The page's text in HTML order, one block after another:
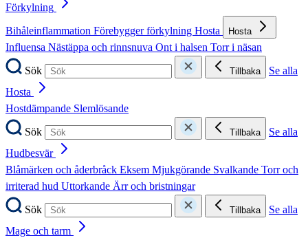
Förkylning
Bihåleinflammation Förebygger förkylning Hosta Hosta
Influensa Nästäppa och rinnsnuva Ont i halsen Torr i näsan
Sök
Tillbaka
Se alla
Hosta
Hostdämpande Slemlösande
Sök
Tillbaka
Se alla
Hudbesvär
Blåmärken och åderbråck Eksem Mjukgörande Svalkande Torr och
irriterad hud Uttorkande Ärr och bristningar
Sök
Tillbaka
Se alla
Mage och tarm